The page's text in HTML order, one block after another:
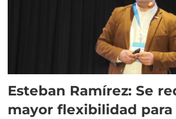
Esteban Ramírez: Se
mayor flexibilidad